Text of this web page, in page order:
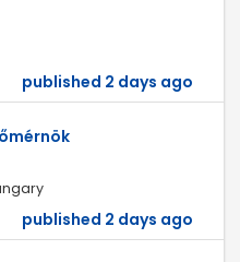
published 2 days ago
published 2 days ago